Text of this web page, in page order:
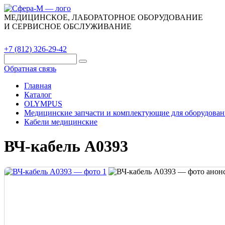
МЕДИЦИНСКОЕ, ЛАБОРАТОРНОЕ ОБОРУДОВАНИЕ
И СЕРВИСНОЕ ОБСЛУЖИВАНИЕ
+7 (812) 326-29-42
Обратная связь
Главная
Каталог
OLYMPUS
Медицинские запчасти и комплектующие для
Кабели медицинские
ВЧ-кабель A0393